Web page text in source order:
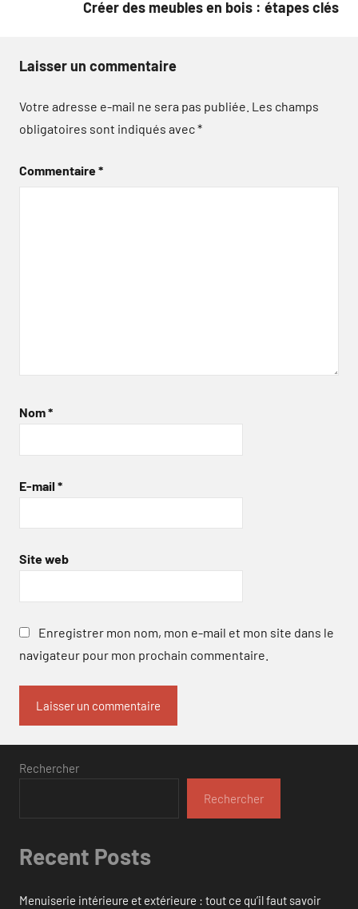
Créer des meubles en bois : étapes clés
Laisser un commentaire
Votre adresse e-mail ne sera pas publiée. Les champs
obligatoires sont indiqués avec*
Commentaire*
Nom*
E-mail *
Site web
Enregistrer mon nom, mon e-mail et mon site dans le
navigateur pour mon prochain commentaire.
Rechercher
Rechercher
Recent Posts
Menuiserie intérieure et extérieure : tout ce qu’il faut savoir